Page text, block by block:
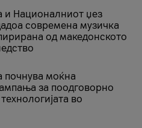
и Националниот џез
современа музичка
од македонското
почнува моќна
за поодговорно
во